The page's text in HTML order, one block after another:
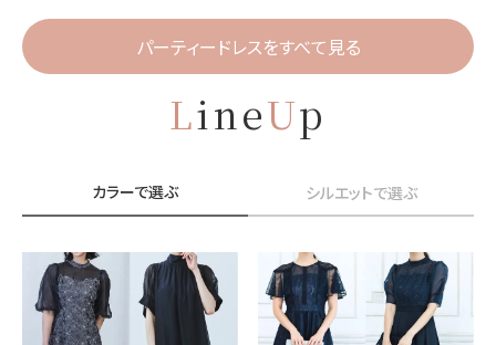
パーティードレスをすべて見る
LineUp
カラーで選ぶ シルエットで選ぶ